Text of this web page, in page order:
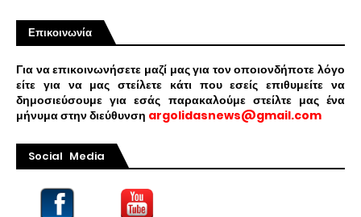
Επικοινωνία
Για να επικοινωνήσετε μαζί μας για τον οποιονδήποτε λόγο
είτε για να μας στείλετε κάτι που εσείς επιθυμείτε να
δημοσιεύσουμε για εσάς παρακαλούμε στείλτε μας ένα
μήνυμα στην διεύθυνση argolidasnews@gmail.com
Social Media